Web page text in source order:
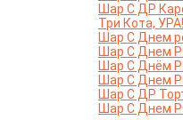
Шар С ДР
Три Кота, УРА!
Шар С Днем
Шар С Днем
Шар С Днём
Шар С Днем
Шар С ДР
Шар С Днем